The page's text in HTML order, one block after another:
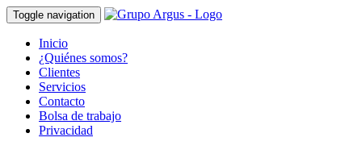
Toggle navigation
Inicio
¿Quiénes somos?
Clientes
Servicios
Contacto
Bolsa de trabajo
Privacidad